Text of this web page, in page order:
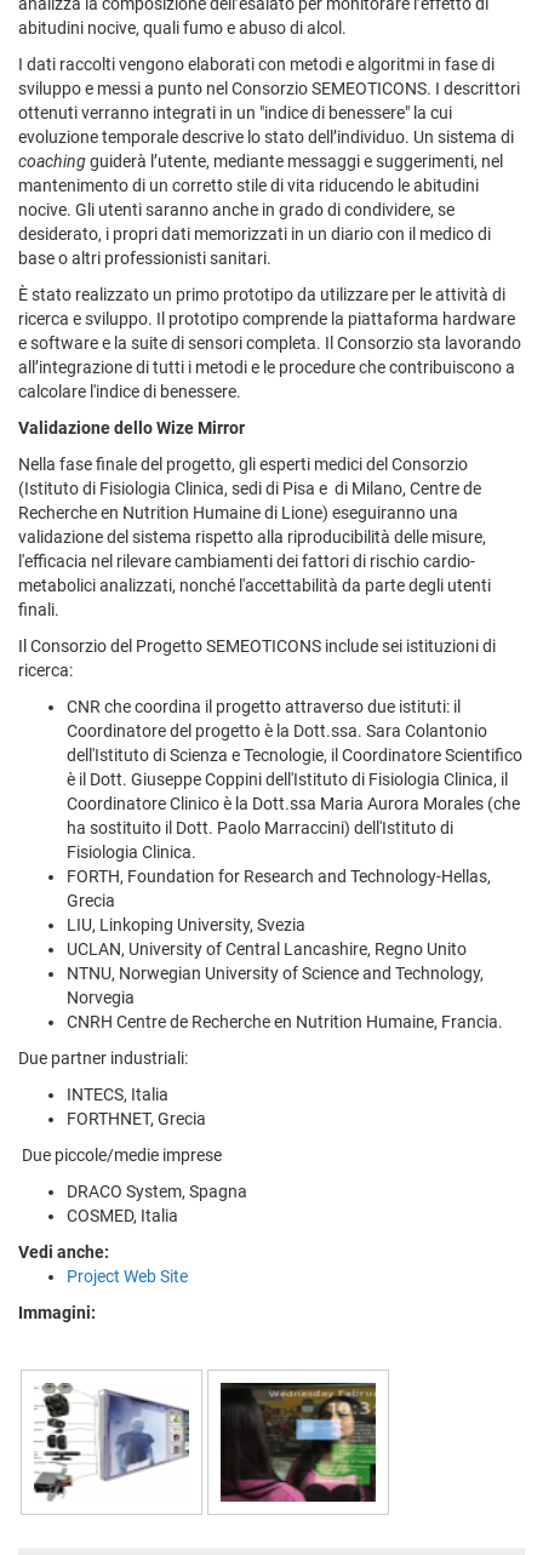
abitudini nocive, quali fumo e abuso di alcol.
I dati raccolti vengono elaborati con metodi e algoritmi in fase di
sviluppo e messi a punto nel Consorzio SEMEOTICONS. I descrittori
ottenuti verranno integrati in un "indice di benessere" la cui
evoluzione temporale descrive lo stato dell’individuo. Un sistema di
coachingguiderà l’utente, mediante messaggi e suggerimenti, nel
mantenimento di un corretto stile di vita riducendo le abitudini
nocive. Gli utenti saranno anche in grado di condividere, se
desiderato, i propri dati memorizzati in un diario con il medico di
base o altri professionisti sanitari.
È stato realizzato un primo prototipo da utilizzare per le attività di
ricerca e sviluppo. Il prototipo comprende la piattaforma hardware
e software e la suite di sensori completa. Il Consorzio sta lavorando
all’integrazione di tutti i metodi e le procedure che contribuiscono a
calcolare l'indice di benessere.
Validazione dello Wize Mirror
Nella fase finale del progetto, gli esperti medici del Consorzio
(Istituto di Fisiologia Clinica, sedi di Pisa e di Milano, Centre de
Recherche en Nutrition Humaine di Lione) eseguiranno una
validazione del sistema rispetto alla riproducibilità delle misure,
l'efficacia nel rilevare cambiamenti dei fattori di rischio cardio-
metabolici analizzati, nonché l'accettabilità da parte degli utenti
finali.
Il Consorzio del Progetto SEMEOTICONS include sei istituzioni di
ricerca:
CNR che coordina il progetto attraverso due istituti: il
Coordinatore del progetto è la Dott.ssa. Sara Colantonio
dell'Istituto di Scienza e Tecnologie, il Coordinatore Scientifico
è il Dott. Giuseppe Coppini dell'Istituto di Fisiologia Clinica, il
Coordinatore Clinico è la Dott.ssa Maria Aurora Morales (che
ha sostituito il Dott. Paolo Marraccini) dell'Istituto di
Fisiologia Clinica.
FORTH, Foundation for Research and Technology-Hellas,
Grecia
LIU, Linkoping University, Svezia
UCLAN, University of Central Lancashire, Regno Unito
NTNU, Norwegian University of Science and Technology,
Norvegia
CNRH Centre de Recherche en Nutrition Humaine, Francia.
Due partner industriali:
INTECS, Italia
FORTHNET, Grecia
Due piccole/medie imprese
DRACO System, Spagna
COSMED, Italia
Vedi anche:
Project Web Site
Immagini: